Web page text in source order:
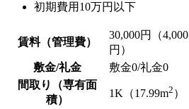
初期費用10万円以下
賃料（管理費）
30,000円（4,000
円）
敷金/礼金 敷金0/礼金0
間取り（専有面
積）
1K（17.99m2 ）